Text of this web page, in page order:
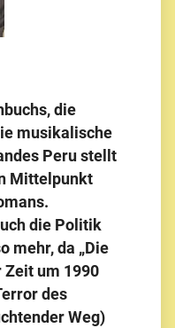
die
musikalische
Peru stellt
Mittelpunkt
die Politik
mehr, da „Die
Zeit um 1990
des
Weg)